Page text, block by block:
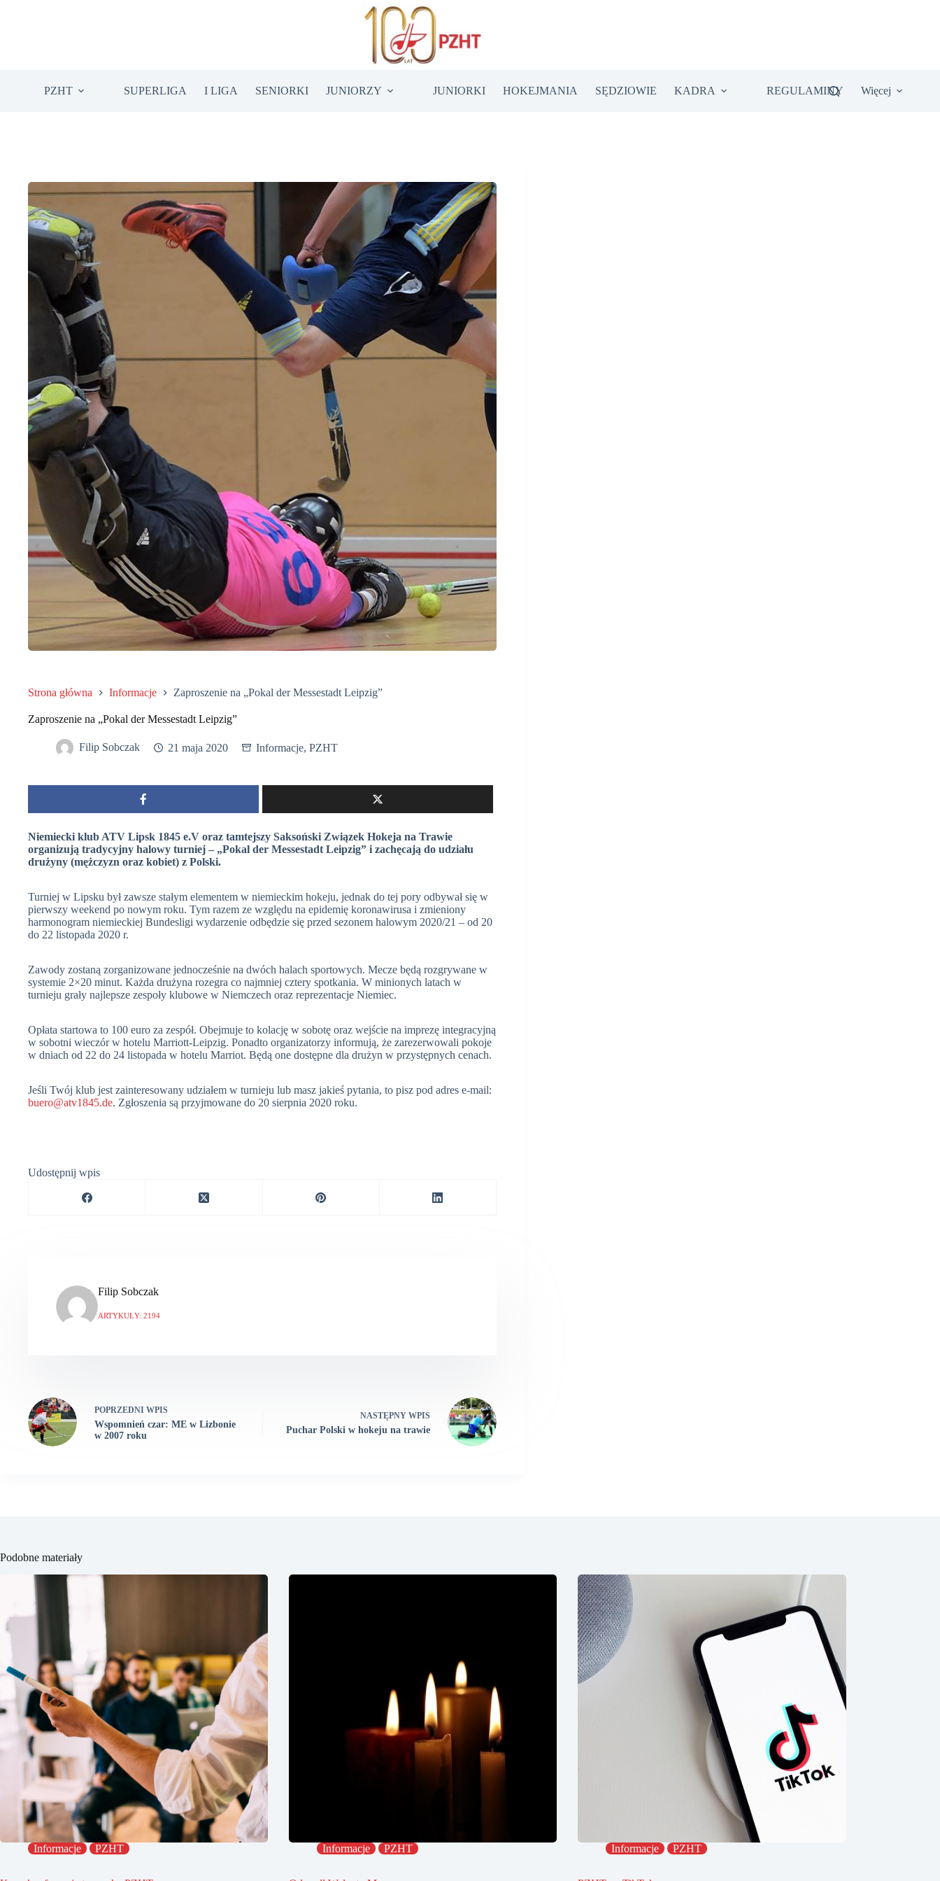
PZHT SUPERLIGA I LIGA SENIORKI JUNIORZY JUNIORKI HOKEJMANIA SĘDZIOWIE KADRA REGULAMINY Więcej
Strona główna Informacje Zaproszenie na „Pokal der Messestadt Leipzig”
Zaproszenie na „Pokal der Messestadt Leipzig”
Filip Sobczak 21 maja 2020 Informacje, PZHT
Niemiecki klub ATV Lipsk 1845 e.V oraz tamtejszy Saksoński Związek Hokeja na Trawie
organizują tradycyjny halowy turniej – „Pokal der Messestadt Leipzig” i zachęcają do udziału
drużyny (mężczyzn oraz kobiet) z Polski.
Turniej w Lipsku był zawsze stałym elementem w niemieckim hokeju, jednak do tej pory odbywał się w
pierwszy weekend po nowym roku. Tym razem ze względu na epidemię koronawirusa i zmieniony
harmonogram niemieckiej Bundesligi wydarzenie odbędzie się przed sezonem halowym 2020/21 – od 20
do 22 listopada 2020 r.
Zawody zostaną zorganizowane jednocześnie na dwóch halach sportowych. Mecze będą rozgrywane w
systemie 2×20 minut. Każda drużyna rozegra co najmniej cztery spotkania. W minionych latach w
turnieju grały najlepsze zespoły klubowe w Niemczech oraz reprezentacje Niemiec.
Opłata startowa to 100 euro za zespół. Obejmuje to kolację w sobotę oraz wejście na imprezę integracyjną
w sobotni wieczór w hotelu Marriott-Leipzig. Ponadto organizatorzy informują, że zarezerwowali pokoje
w dniach od 22 do 24 listopada w hotelu Marriot. Będą one dostępne dla drużyn w przystępnych cenach.
Jeśli Twój klub jest zainteresowany udziałem w turnieju lub masz jakieś pytania, to pisz pod adres e-mail:
buero@atv1845.de. Zgłoszenia są przyjmowane do 20 sierpnia 2020 roku.
Udostępnij wpis
Filip Sobczak
ARTYKUŁY: 2194
POPRZEDNI WPIS
Wspomnień czar: ME w Lizbonie
w 2007 roku
NASTĘPNY WPIS
Puchar Polski w hokeju na trawie
Podobne materiały
Informacje PZHT Informacje PZHT Informacje PZHT